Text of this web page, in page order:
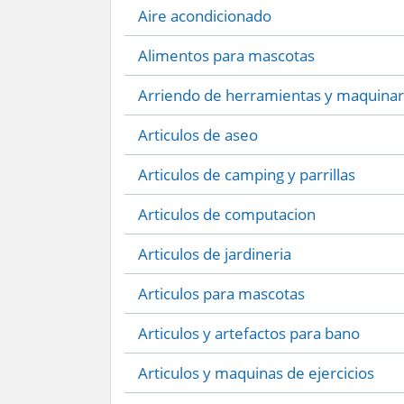
Aire acondicionado
Alimentos para mascotas
Arriendo de herramientas y
Articulos de aseo
Articulos de camping y parrillas
Articulos de computacion
Articulos de jardineria
Articulos para mascotas
Articulos y artefactos para bano
Articulos y maquinas de ejercicios